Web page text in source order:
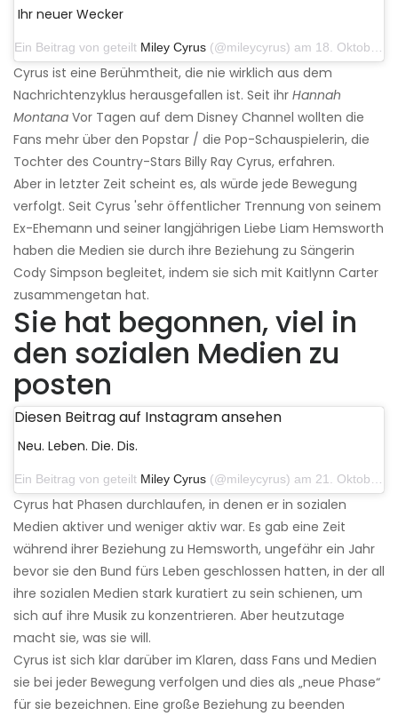
Ihr neuer Wecker
Ein Beitrag von geteilt Miley Cyrus (@mileycyrus) am 18. Oktober 2019 um 19:03 Uhr PDT
Cyrus ist eine Berühmtheit, die nie wirklich aus dem
Nachrichtenzyklus herausgefallen ist. Seit ihr Hannah
Montana Vor Tagen auf dem Disney Channel wollten die
Fans mehr über den Popstar / die Pop-Schauspielerin, die
Tochter des Country-Stars Billy Ray Cyrus, erfahren.
Aber in letzter Zeit scheint es, als würde jede Bewegung
verfolgt. Seit Cyrus 'sehr öffentlicher Trennung von seinem
Ex-Ehemann und seiner langjährigen Liebe Liam Hemsworth
haben die Medien sie durch ihre Beziehung zu Sängerin
Cody Simpson begleitet, indem sie sich mit Kaitlynn Carter
zusammengetan hat.
Sie hat begonnen, viel in
den sozialen Medien zu
posten
Diesen Beitrag auf Instagram ansehen
Neu. Leben. Die. Dis.
Ein Beitrag von geteilt Miley Cyrus (@mileycyrus) am 21. Oktober 2019 um 12:31 Uhr PDT
Cyrus hat Phasen durchlaufen, in denen er in sozialen
Medien aktiver und weniger aktiv war. Es gab eine Zeit
während ihrer Beziehung zu Hemsworth, ungefähr ein Jahr
bevor sie den Bund fürs Leben geschlossen hatten, in der all
ihre sozialen Medien stark kuratiert zu sein schienen, um
sich auf ihre Musik zu konzentrieren. Aber heutzutage
macht sie, was sie will.
Cyrus ist sich klar darüber im Klaren, dass Fans und Medien
sie bei jeder Bewegung verfolgen und dies als „neue Phase“
für sie bezeichnen. Eine große Beziehung zu beenden